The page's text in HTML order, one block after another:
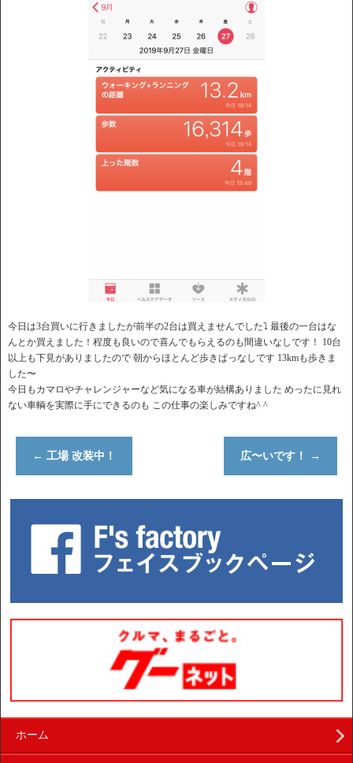
今日は3台買いに行きましたが前半の2台は買えませんでした⤵︎ 最後の一台はな
んとか買えました！程度も良いので喜んでもらえるのも間違いなしです！ 10台
以上も下見がありましたので 朝からほとんど歩きぱっなしです 13kmも歩きま
した〜
今日もカマロやチャレンジャーなど気になる車が結構ありました めったに見れ
ない車輌を実際に手にできるのも この仕事の楽しみですね^ ^
← 工場 改装中！ 広〜いです！ →
ホーム